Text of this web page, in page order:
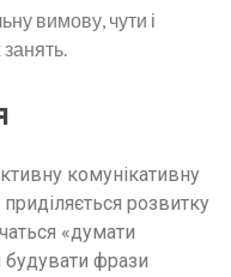
вимову, чути і
комунікативну
розвитку
«думати
фрази